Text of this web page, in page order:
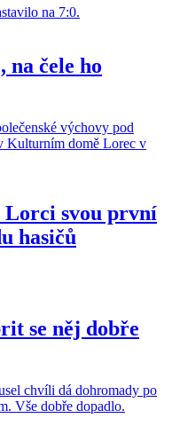
na čele ho
svou první
hasičů
se něj dobře